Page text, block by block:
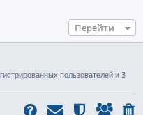
Перейти
пользователей и 3